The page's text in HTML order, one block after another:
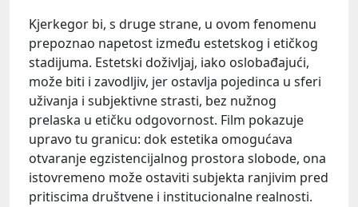
Kjerkegor bi, s druge strane, u ovom fenomenu
prepoznao napetost između estetskog i etičkog
stadijuma. Estetski doživljaj, iako oslobađajući,
može biti i zavodljiv, jer ostavlja pojedinca u sferi
uživanja i subjektivne strasti, bez nužnog
prelaska u etičku odgovornost. Film pokazuje
upravo tu granicu: dok estetika omogućava
otvaranje egzistencijalnog prostora slobode, ona
istovremeno može ostaviti subjekta ranjivim pred
pritiscima društvene i institucionalne realnosti.